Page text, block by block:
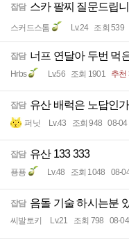
잡담 스카 팔찌 질문드립
스커드스톰 Lv.24 조회 539
잡담 너프 연달아 두번 먹
Hrbs Lv.56 조회 1901 추천
잡담 유산 배럭은 노답인
퍼닛 Lv.43 조회 948 08-04
잡담 유산 133 333
푱푱 Lv.48 조회 1048 08-
잡담 음돌 기술 하시는분
씨발토키 Lv.21 조회 798 08-04